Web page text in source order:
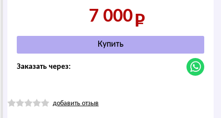
7 000
Заказать через:
добавить отзыв